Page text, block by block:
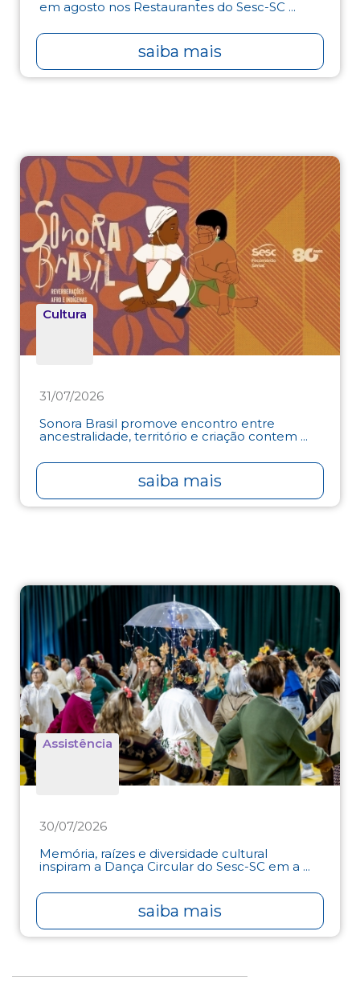
em agosto nos Restaurantes do Sesc-SC ...
saiba mais
Cultura
31/07/2026
Sonora Brasil promove encontro entre
ancestralidade, território e criação contem ...
saiba mais
Assistência
30/07/2026
Memória, raízes e diversidade cultural
inspiram a Dança Circular do Sesc-SC em a ...
saiba mais